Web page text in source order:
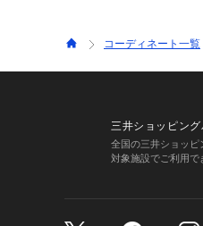
コーディネート一覧
三井ショッピング
全国の三井ショッピ
対象施設でご利用で